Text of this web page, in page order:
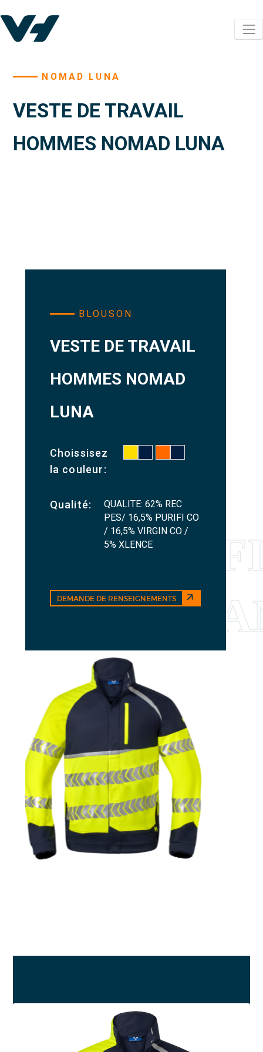
NOMAD LUNA
VESTE DE TRAVAIL
HOMMES NOMAD LUNA
BLOUSON
VESTE DE TRAVAIL
HOMMES NOMAD
LUNA
Choissisez
la couleur:
Qualité:
QUALITE: 62% REC
PES/ 16,5% PURIFI CO
/ 16,5% VIRGIN CO /
5% XLENCE
DEMANDE DE RENSEIGNEMENTS